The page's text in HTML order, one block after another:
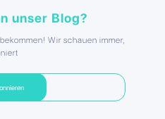
unser Blog?
Wir schauen immer,